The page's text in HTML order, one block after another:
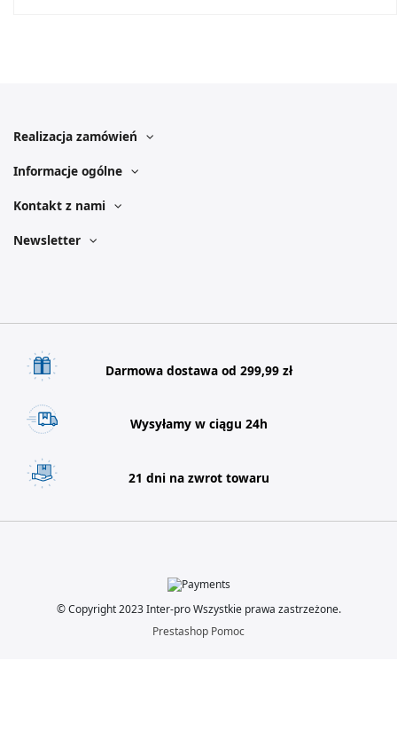
Realizacja zamówień
Informacje ogólne
Kontakt z nami
Newsletter
Darmowa dostawa od 299,99 zł
Wysyłamy w ciągu 24h
21 dni na zwrot towaru
© Copyright 2023 Inter-pro Wszystkie prawa zastrzeżone.
Prestashop Pomoc